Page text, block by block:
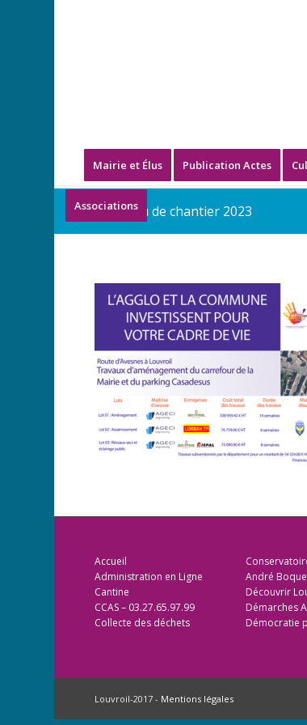
Mairie et Élus Publication Actes
Associations
Panneau de chantier 2023
Accueil
Administration en Ligne
Cantine
CCAS – 03.27.65.97.99
Collecte des déchets
André
Découvrir
Démarches
Démocratie
Louvroil-2017 - Mentions légales